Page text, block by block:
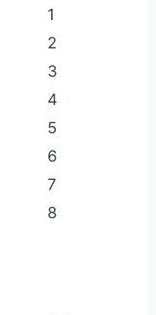
1
2
3
4
5
6
7
8